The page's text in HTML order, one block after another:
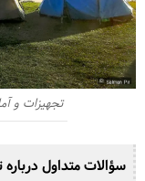
تجهیزات و
سؤالات متداول